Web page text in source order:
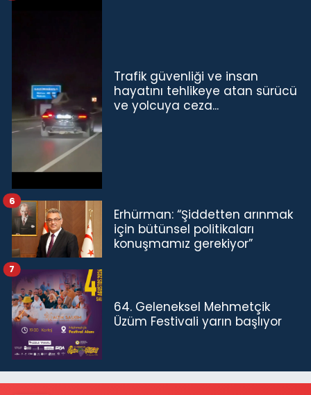
Trafik güvenliği ve insan
hayatını tehlikeye atan sürücü
ve yolcuya ceza...
Erhürman: “Şiddetten arınmak
için bütünsel politikaları
konuşmamız gerekiyor”
6
64. Geleneksel Mehmetçik
Üzüm Festivali yarın başlıyor
7